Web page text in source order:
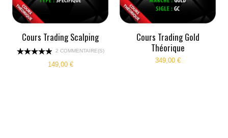
Cours Trading Scalping
2 COMMENTAIRE(S)
149,00 €
Cours Trading Gold
Théorique
349,00 €